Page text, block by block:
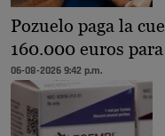
Pozuelo paga la
160.000 euros
06-08-2026 9:42 p.m.